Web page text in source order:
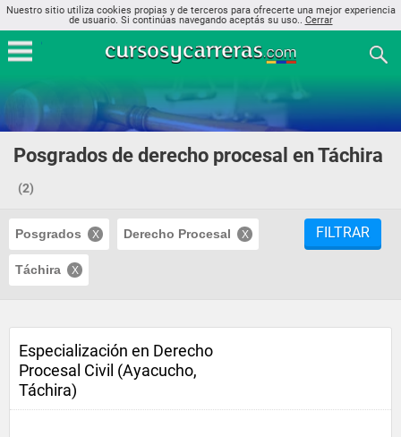
Nuestro sitio utiliza cookies propias y de terceros para ofrecerte una mejor experiencia
de usuario. Si continúas navegando aceptás su uso.. Cerrar
Posgrados de derecho procesal en Táchira
(2)
Posgrados Derecho Procesal
Táchira
FILTRAR
Especialización en Derecho
Procesal Civil (Ayacucho,
Táchira)